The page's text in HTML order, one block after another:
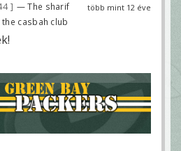
több mint 12 éve
— The sharif
casbah club